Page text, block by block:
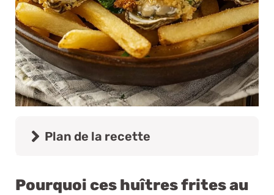
Plan de la recette
Pourquoi ces huîtres frites au